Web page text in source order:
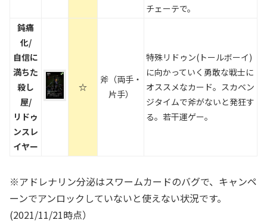
チェーテで。
鈍痛
化/
自信に
満ちた
殺し
屋/
リドゥ
ンスレ
イヤー
☆
斧（両手・
片手）
特殊リドゥン(トールボーイ)
に向かっていく勇敢な戦士に
オススメなカード。スカベン
ジタイムで斧がないと発狂す
る。若干運ゲー。
※アドレナリン分泌はスワームカードのバグで、キャンペ
ーンでアンロックしていないと使えない状況です。
(2021/11/21時点）